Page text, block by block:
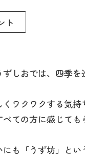
ト
しおでは、四季
くワクワクする気
ての方に感じても
も「うず坊」とい